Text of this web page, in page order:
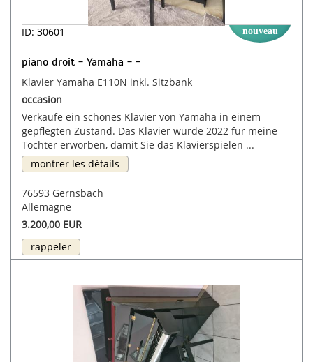
ID: 30601 nouveau
piano droit - Yamaha - -
Klavier Yamaha E110N inkl. Sitzbank
occasion
Verkaufe ein schönes Klavier von Yamaha in einem
gepflegten Zustand. Das Klavier wurde 2022 für meine
Tochter erworben, damit Sie das Klavierspielen ...
montrer les détails
76593 Gernsbach
Allemagne
3.200,00 EUR
rappeler